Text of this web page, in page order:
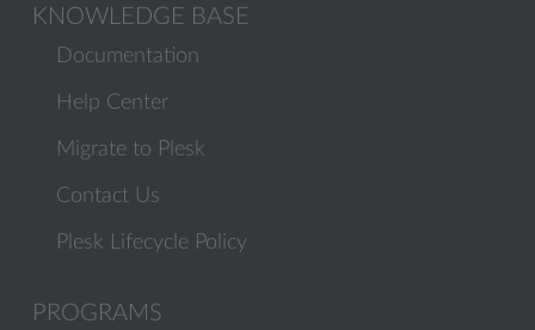
KNOWLEDGE BASE
Documentation
Help Center
Migrate to Plesk
Contact Us
Plesk Lifecycle Policy
PROGRAMS